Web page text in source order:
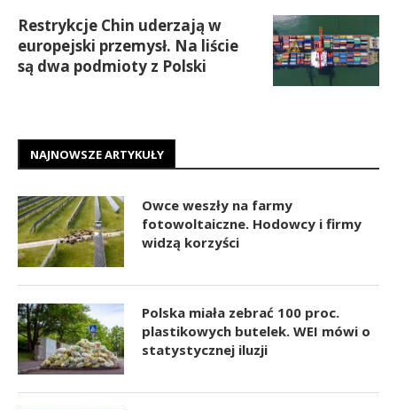
Restrykcje Chin uderzają w
europejski przemysł. Na liście
są dwa podmioty z Polski
NAJNOWSZE ARTYKUŁY
Owce weszły na farmy
fotowoltaiczne. Hodowcy i firmy
widzą korzyści
Polska miała zebrać 100 proc.
plastikowych butelek. WEI mówi o
statystycznej iluzji